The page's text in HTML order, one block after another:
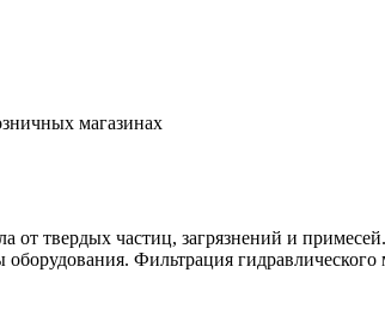
магазинах
твердых частиц, загрязнений и
Фильтрация